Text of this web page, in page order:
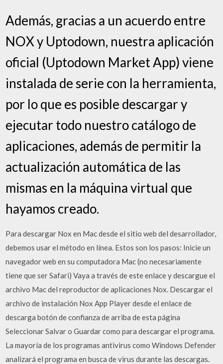
Además, gracias a un acuerdo entre
NOX y Uptodown, nuestra aplicación
oficial (Uptodown Market App) viene
instalada de serie con la herramienta,
por lo que es posible descargar y
ejecutar todo nuestro catálogo de
aplicaciones, además de permitir la
actualización automática de las
mismas en la máquina virtual que
hayamos creado.
Para descargar Nox en Mac desde el sitio web del desarrollador,
debemos usar el método en línea. Estos son los pasos: Inicie un
navegador web en su computadora Mac (no necesariamente
tiene que ser Safari) Vaya a través de este enlace y descargue el
archivo Mac del reproductor de aplicaciones Nox. Descargar el
archivo de instalación Nox App Player desde el enlace de
descarga botón de confianza de arriba de esta página
Seleccionar Salvar o Guardar como para descargar el programa.
La mayoría de los programas antivirus como Windows Defender
analizará el programa en busca de virus durante las descargas.